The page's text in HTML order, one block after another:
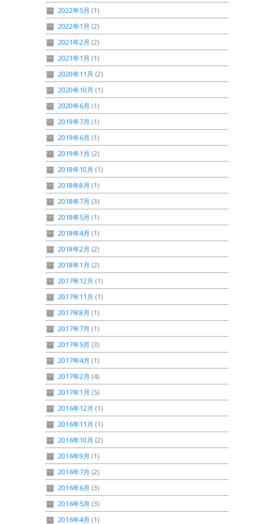
2022年5月 (1)
2022年1月 (2)
2021年2月 (2)
2021年1月 (1)
2020年11月 (2)
2020年10月 (1)
2020年6月 (1)
2019年7月 (1)
2019年6月 (1)
2019年1月 (2)
2018年10月 (1)
2018年8月 (1)
2018年7月 (3)
2018年5月 (1)
2018年4月 (1)
2018年2月 (2)
2018年1月 (2)
2017年12月 (1)
2017年11月 (1)
2017年8月 (1)
2017年7月 (1)
2017年5月 (3)
2017年4月 (1)
2017年2月 (4)
2017年1月 (5)
2016年12月 (1)
2016年11月 (1)
2016年10月 (2)
2016年9月 (1)
2016年7月 (2)
2016年6月 (3)
2016年5月 (3)
2016年4月 (1)